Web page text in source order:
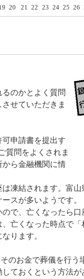
20 21 22 23 24 25 26
のかとよく質問
せていただきま
可申請書を提出す
質問をよくされま
ら金融機関に情
凍結されます。富山
スが多いようです。
で、亡くなったら口
亡くなった時点で「
ります。
のお金で葬儀を行う
ておくという方法が